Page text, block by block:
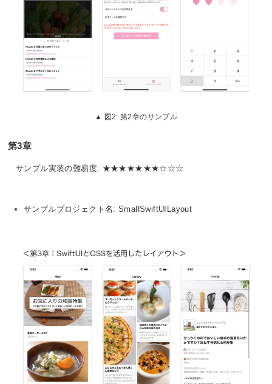
図2: 第2章のサンプル
第3章
サンプル実装の難易度: ★★★★★★★☆☆☆
サンプルプロジェクト名: SmallSwiftUILayout